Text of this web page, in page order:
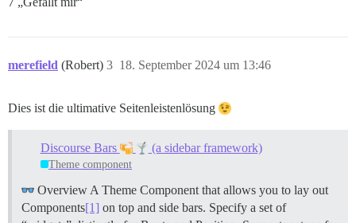
merefield (Robert) 18. September 2024 um 13:46
3
Dies ist die ultimative Seitenleistenlösung
Discourse Bars (a sidebar framework)
Theme component
Overview A Theme Component that allows you to lay out
Components[1] on top and side bars. Specify a set of